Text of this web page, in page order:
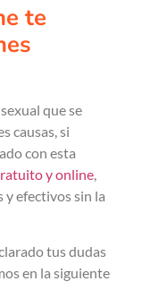
te
que se
causas, si
con esta
y online
efectivos sin la
tus dudas
en la siguiente